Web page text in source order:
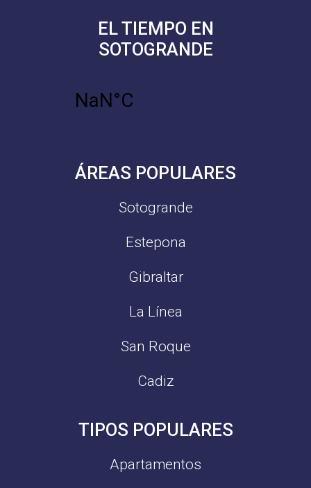
EL TIEMPO EN
SOTOGRANDE
ÁREAS POPULARES
Sotogrande
Estepona
Gibraltar
La Línea
San Roque
Cadiz
TIPOS POPULARES
Apartamentos